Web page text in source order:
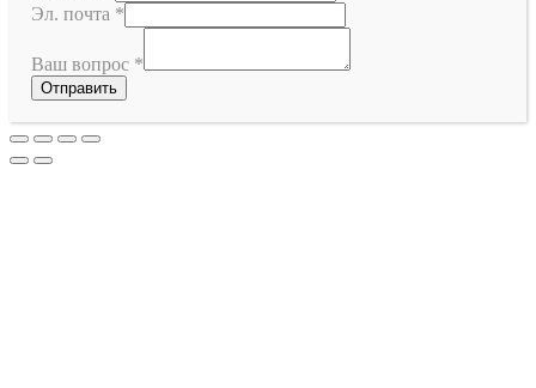
Эл. почта *
Ваш вопрос *
Отправить